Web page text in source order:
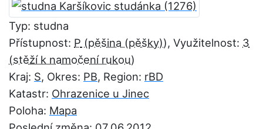
Typ: studna
Přístupnost: P , Využitelnost: 3
Kraj: S, Okres: PB, Region: rBD
Katastr: Ohrazenice u Jinec
Poloha: Mapa